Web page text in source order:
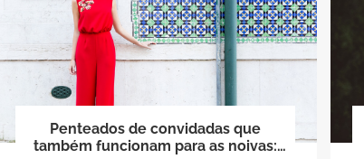
Penteados de convidadas que
também funcionam para as noivas: